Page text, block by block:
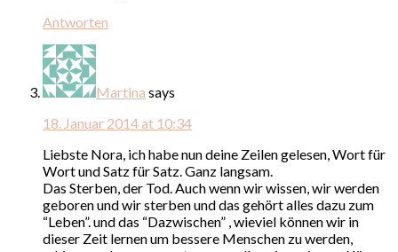
Antworten
Martina says
18. Januar 2014 at 10:34
Liebste Nora, ich habe nun deine Zeilen gelesen, Wort für
Wort und Satz für Satz. Ganz langsam.
Das Sterben, der Tod. Auch wenn wir wissen, wir werden
geboren und wir sterben und das gehört alles dazu zum
“Leben”. und das “Dazwischen” , wieviel können wir in
dieser Zeit lernen um bessere Menschen zu werden,